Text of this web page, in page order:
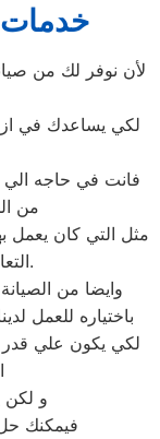
خدمات
لأن نوفر لك من
لكي يساعدك في
فانت في حاجه الي
من
مثل التي كان يعمل
التعامل معه بطريقه غير صحيحه.
وايضا من
باختياره للعمل
لكي يكون علي قدر
و لكن
فيمكنك